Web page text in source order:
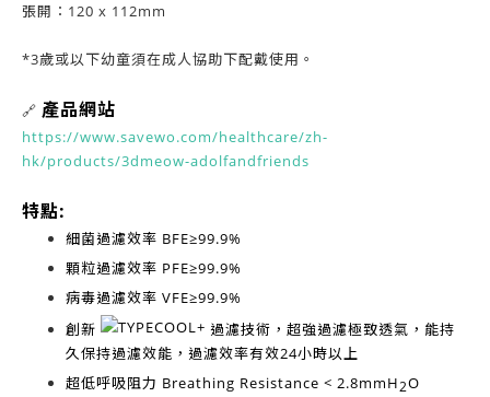
張開：120 x 112mm
*3歲或以下幼童須在成人協助下配戴使用。
🔗 產品網站
https://www.savewo.com/healthcare/zh-
hk/products/3dmeow-adolfandfriends
特點:
細菌過濾效率 BFE≥99.9%
顆粒過濾效率 PFE≥99.9%
病毒過濾效率 VFE≥99.9%
創新
過濾技術，超強過濾極致透氣，能持
久保持過濾效能，過濾效率有效24小時以上
超低呼吸阻力 Breathing Resistance < 2.8mmH2O